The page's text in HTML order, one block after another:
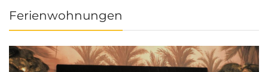
Ferienwohnungen